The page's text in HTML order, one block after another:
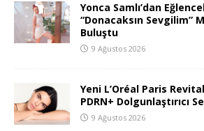
Yonca Samlı’dan
“Donacaksın Sevgilim”
Buluştu
9 Ağustos 2026
Yeni L’Oréal Paris
PDRN+ Dolgunlaştırıcı
9 Ağustos 2026